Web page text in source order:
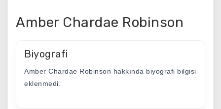
Amber Chardae Robinson
Biyografi
Amber Chardae Robinson hakkında biyografi bilgisi
eklenmedi.